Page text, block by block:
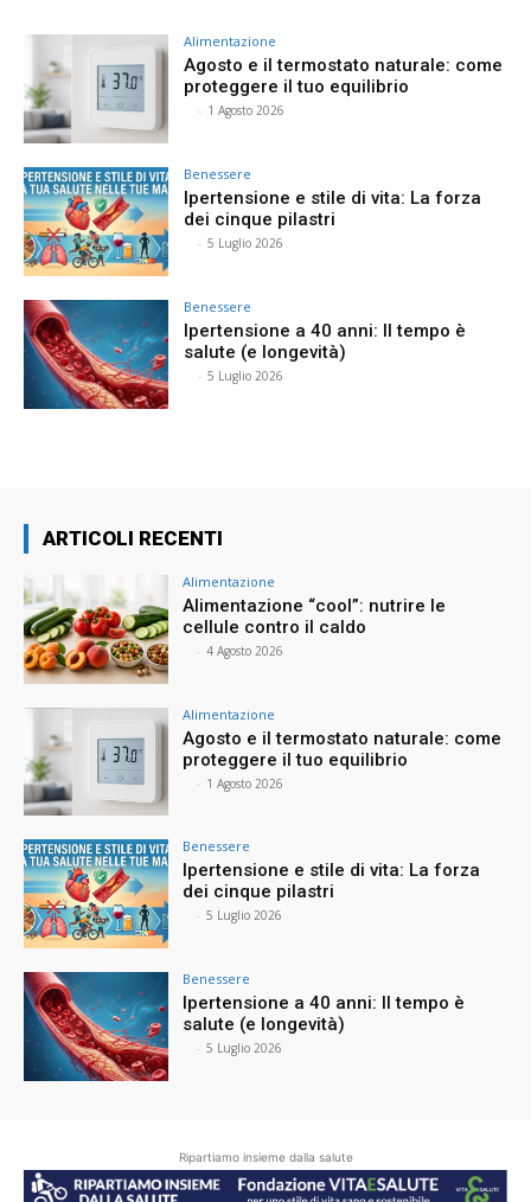
Alimentazione
Agosto e il termostato naturale: come
proteggere il tuo equilibrio
- 1 Agosto 2026
Benessere
Ipertensione e stile di vita: La forza
dei cinque pilastri
- 5 Luglio 2026
Benessere
Ipertensione a 40 anni: Il tempo è
salute (e longevità)
- 5 Luglio 2026
ARTICOLI RECENTI
Alimentazione
Alimentazione “cool”: nutrire le
cellule contro il caldo
- 4 Agosto 2026
Alimentazione
Agosto e il termostato naturale: come
proteggere il tuo equilibrio
- 1 Agosto 2026
Benessere
Ipertensione e stile di vita: La forza
dei cinque pilastri
- 5 Luglio 2026
Benessere
Ipertensione a 40 anni: Il tempo è
salute (e longevità)
- 5 Luglio 2026
Ripartiamo insieme dalla salute